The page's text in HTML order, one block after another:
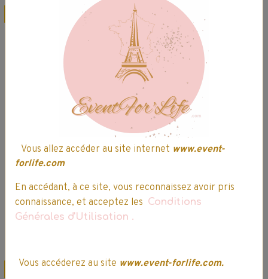
Pokémon - Sac à
bandoulière du
dresseur
29,99€ 25,49€ TTC
Indisponible
Promo
SCIENCE & JEU -
Le Grand Coffret
39,99€33,99€ TTC
Indisponible
Promo Promo
Vous allez accéder au site internet www.event-
forlife.com
En accédant, à ce site, vous reconnaissez avoir pris
connaissance, et acceptez les Conditions
Générales d'Utilisation .
Vous accéderez au site www.event-forlife.com.